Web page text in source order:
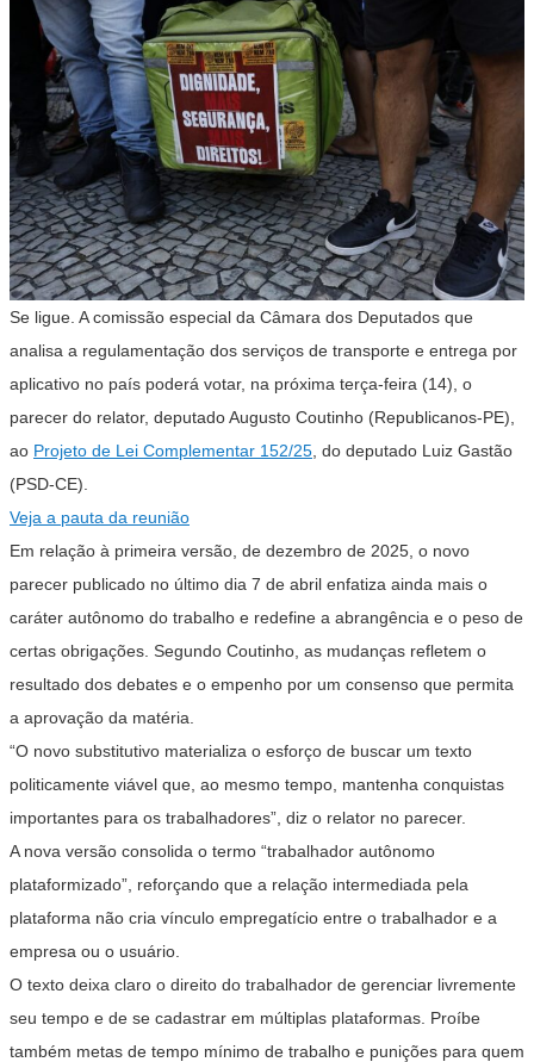
Se ligue. A comissão especial da Câmara dos Deputados que
analisa a regulamentação dos serviços de transporte e entrega por
aplicativo no país poderá votar, na próxima terça-feira (14), o
parecer do relator, deputado Augusto Coutinho (Republicanos-PE),
ao Projeto de Lei Complementar 152/25 , do deputado Luiz Gastão
(PSD-CE).
Veja a pauta da reunião
Em relação à primeira versão, de dezembro de 2025, o novo
parecer publicado no último dia 7 de abril enfatiza ainda mais o
caráter autônomo do trabalho e redefine a abrangência e o peso de
certas obrigações. Segundo Coutinho, as mudanças refletem o
resultado dos debates e o empenho por um consenso que permita
a aprovação da matéria.
“O novo substitutivo materializa o esforço de buscar um texto
politicamente viável que, ao mesmo tempo, mantenha conquistas
importantes para os trabalhadores”, diz o relator no parecer.
A nova versão consolida o termo “trabalhador autônomo
plataformizado”, reforçando que a relação intermediada pela
plataforma não cria vínculo empregatício entre o trabalhador e a
empresa ou o usuário.
O texto deixa claro o direito do trabalhador de gerenciar livremente
seu tempo e de se cadastrar em múltiplas plataformas. Proíbe
também metas de tempo mínimo de trabalho e punições para quem